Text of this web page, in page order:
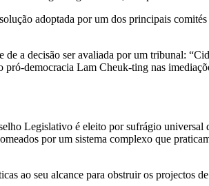
adoptada por um dos principais
de a decisão ser avaliada por um tribunal:
democracia Lam Cheuk-ting nas
Legislativo é eleito por sufrágio universal
por um sistema complexo que
ao seu alcance para obstruir os projectos